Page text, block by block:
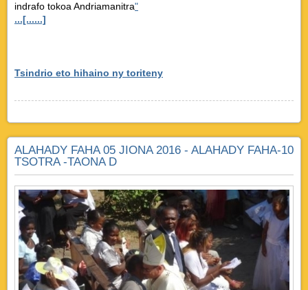
indrafo tokoa Andriamanitra"
...[......]
Tsindrio eto hihaino ny toriteny
ALAHADY FAHA 05 JIONA 2016 - ALAHADY FAHA-10
TSOTRA -TAONA D